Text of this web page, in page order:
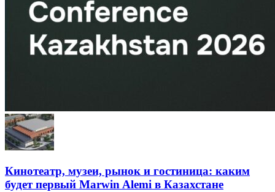
Кинотеатр, музеи, рынок и гостиница: каким
будет первый Marwin Alemi в Казахстане